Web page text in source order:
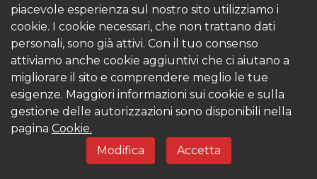
piacevole esperienza sul nostro sito utilizziamo i
cookie. I cookie necessari, che non trattano dati
personali, sono già attivi. Con il tuo consenso
attiviamo anche cookie aggiuntivi che ci aiutano a
migliorare il sito e comprendere meglio le tue
esigenze. Maggiori informazioni sui cookie e sulla
gestione delle autorizzazioni sono disponibili nella
pagina Cookie.
Modifica
Accetta
© 2026 Kronoterm | tutti i diritti riservati. KRONOTERM
d.o.o.